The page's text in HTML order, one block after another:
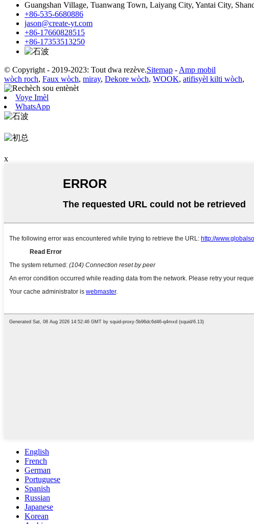
Guangshan Village, Tuanwang Town, Laiyang City, Yantai City,
+86-535-6680886
jason@create-yt.com
+86-17660828515
+86-17353513250
© Copyright - 2019-2023: Tout dwa rezève.Sitemap -Amp mobil
wòch roch, Faux wòch, miray, Dekore wòch, WOOK, atifisyèl kilti wòch,
Voye Imèl
WhatsApp
x
English
French
German
Portuguese
Spanish
Russian
Japanese
Korean